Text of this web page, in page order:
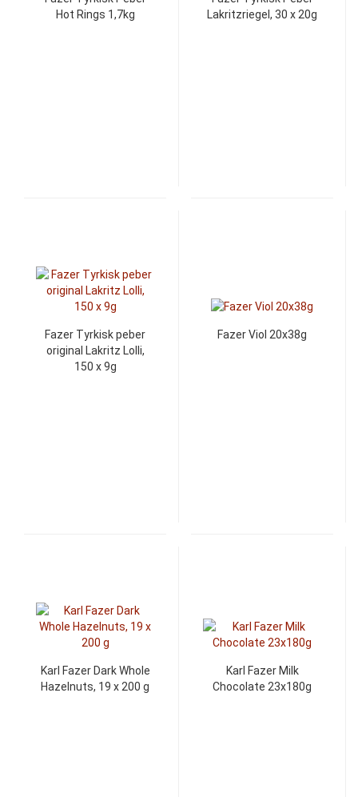
Hot Rings 1,7kg
Lakritzriegel, 30 x 20g
Fazer Tyrkisk peber
original Lakritz Lolli,
150 x 9g
Fazer Viol 20x38g
Karl Fazer Dark Whole
Hazelnuts, 19 x 200 g
Karl Fazer Milk
Chocolate 23x180g